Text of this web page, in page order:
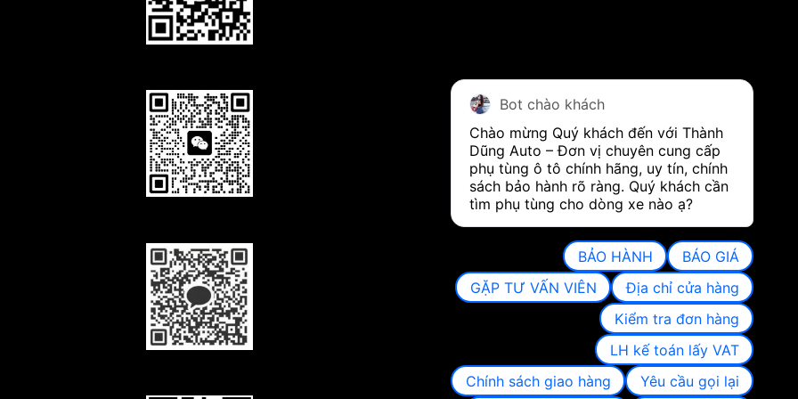
Bot chào khách
Chào mừng Quý khách đến với Thành
Dũng Auto – Đơn vị chuyên cung cấp
phụ tùng ô tô chính hãng, uy tín, chính
sách bảo hành rõ ràng. Quý khách cần
tìm phụ tùng cho dòng xe nào ạ?
BẢO HÀNH
BÁO GIÁ
GẶP TƯ VẤN VIÊN
Địa chỉ cửa hàng
Kiểm tra đơn hàng
LH kế toán lấy VAT
Chính sách giao hàng
Yêu cầu gọi lại